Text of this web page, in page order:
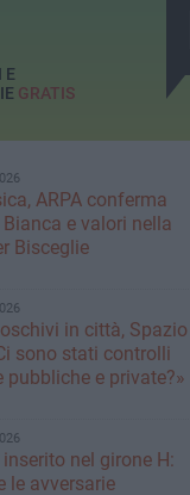
E
GRATIS
ARPA conferma
e valori nella
Bisceglie
in città, Spazio
sono stati controlli
pubbliche e private?»
nel girone H:
le avversarie